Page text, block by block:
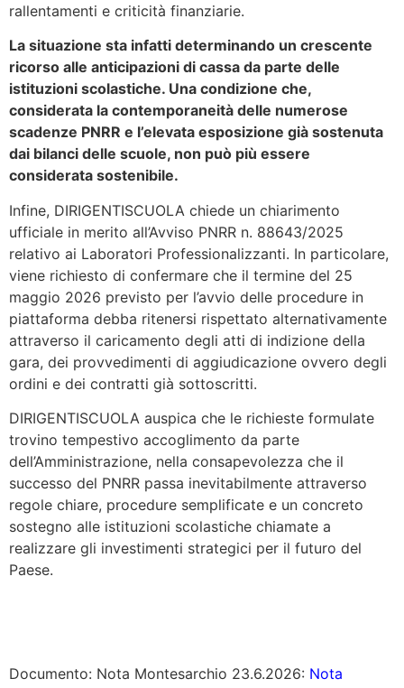
rallentamenti e criticità finanziarie.
La situazione sta infatti determinando un crescente
ricorso alle anticipazioni di cassa da parte delle
istituzioni scolastiche. Una condizione che,
considerata la contemporaneità delle numerose
scadenze PNRR e l’elevata esposizione già sostenuta
dai bilanci delle scuole, non può più essere
considerata sostenibile.
Infine, DIRIGENTISCUOLA chiede un chiarimento
ufficiale in merito all’Avviso PNRR n. 88643/2025
relativo ai Laboratori Professionalizzanti. In particolare,
viene richiesto di confermare che il termine del 25
maggio 2026 previsto per l’avvio delle procedure in
piattaforma debba ritenersi rispettato alternativamente
attraverso il caricamento degli atti di indizione della
gara, dei provvedimenti di aggiudicazione ovvero degli
ordini e dei contratti già sottoscritti.
DIRIGENTISCUOLA auspica che le richieste formulate
trovino tempestivo accoglimento da parte
dell’Amministrazione, nella consapevolezza che il
successo del PNRR passa inevitabilmente attraverso
regole chiare, procedure semplificate e un concreto
sostegno alle istituzioni scolastiche chiamate a
realizzare gli investimenti strategici per il futuro del
Paese.
Documento: Nota Montesarchio 23.6.2026: Nota